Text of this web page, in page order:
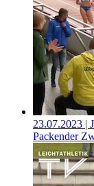
23.07.2023 |
Packender